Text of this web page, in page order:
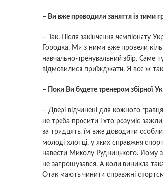
– Ви вже проводили заняття із тими
– Так. Після закінчення чемпіонату
Городка. Ми з ними вже провели
навчально-тренувальний збір. Саме
відмовилися приїжджати. Я все ж
– Поки Ви будете тренером збірної
– Двері відчинені для кожного
не треба просити і хто розуміє
за тридцять, їм вже доводити
молоді хлопці, у яких справжня
навести Миколу Рудницького. Йому
не запрошувався. А коли виникла така
Отак мають чинити справжні